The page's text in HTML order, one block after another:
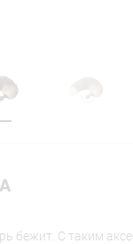
бежит. С таким